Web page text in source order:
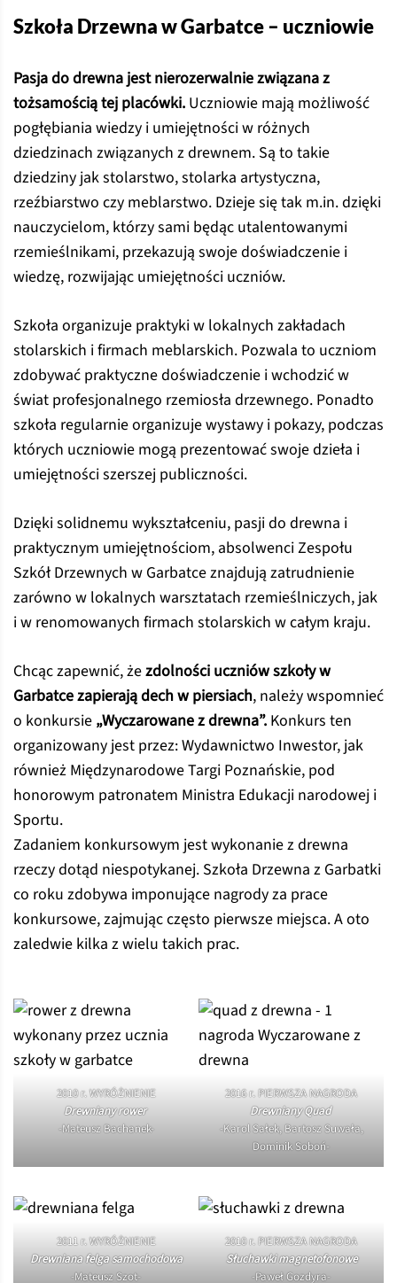
Szkoła Drzewna w Garbatce – uczniowie
Pasja do drewna jest nierozerwalnie związana z
tożsamością tej placówki. Uczniowie mają możliwość
pogłębiania wiedzy i umiejętności w różnych
dziedzinach związanych z drewnem. Są to takie
dziedziny jak stolarstwo, stolarka artystyczna,
rzeźbiarstwo czy meblarstwo. Dzieje się tak m.in. dzięki
nauczycielom, którzy sami będąc utalentowanymi
rzemieślnikami, przekazują swoje doświadczenie i
wiedzę, rozwijając umiejętności uczniów.
Szkoła organizuje praktyki w lokalnych zakładach
stolarskich i firmach meblarskich. Pozwala to uczniom
zdobywać praktyczne doświadczenie i wchodzić w
świat profesjonalnego rzemiosła drzewnego. Ponadto
szkoła regularnie organizuje wystawy i pokazy, podczas
których uczniowie mogą prezentować swoje dzieła i
umiejętności szerszej publiczności.
Dzięki solidnemu wykształceniu, pasji do drewna i
praktycznym umiejętnościom, absolwenci Zespołu
Szkół Drzewnych w Garbatce znajdują zatrudnienie
zarówno w lokalnych warsztatach rzemieślniczych, jak
i w renomowanych firmach stolarskich w całym kraju.
Chcąc zapewnić, żezdolności uczniów szkoły w
Garbatce zapierają dech w piersiach, należy wspomnieć
o konkursie „Wyczarowane z drewna”. Konkurs ten
organizowany jest przez: Wydawnictwo Inwestor, jak
również Międzynarodowe Targi Poznańskie, pod
honorowym patronatem Ministra Edukacji narodowej i
Sportu.
Zadaniem konkursowym jest wykonanie z drewna
rzeczy dotąd niespotykanej. Szkoła Drzewna z Garbatki
co roku zdobywa imponujące nagrody za prace
konkursowe, zajmując często pierwsze miejsca. A oto
zaledwie kilka z wielu takich prac.
2010 r. WYRÓŻNIENIE
Drewniany rower
-Mateusz Bachanek-
2016 r. PIERWSZA NAGRODA
Drewniany Quad
-Karol Sałek, Bartosz Suwała,
Dominik Soboń-
2011 r. WYRÓŻNIENIE
Drewniana felga samochodowa
-Mateusz Szot-
2010 r. PIERWSZA NAGRODA
Słuchawki magnetofonowe
-Paweł Gozdyra-